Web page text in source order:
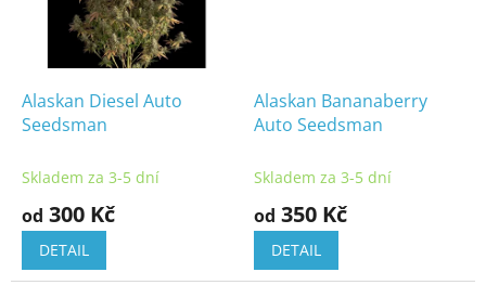
Alaskan Diesel Auto
Seedsman
Skladem za 3-5 dní
od 300 Kč
DETAIL
Alaskan Bananaberry
Auto Seedsman
Skladem za 3-5 dní
od 350 Kč
DETAIL